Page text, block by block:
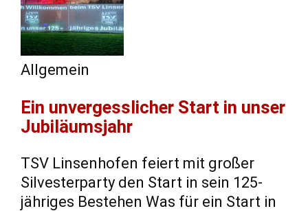
Allgemein
Ein unvergesslicher Start in unser
Jubiläumsjahr
TSV Linsenhofen feiert mit großer
Silvesterparty den Start in sein 125-
jähriges Bestehen Was für ein Start in